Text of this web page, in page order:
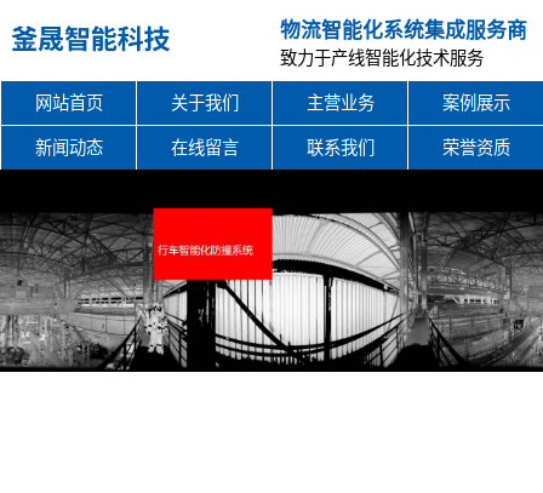
物流智能化系统集成服务商
致力于产线智能化技术服务
网站首页 关于我们 主营业务 案例展示
新闻动态 在线留言 联系我们 荣誉资质